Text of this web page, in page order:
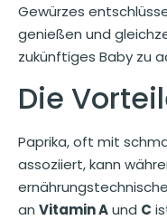
Gewürzes
genießen und
zukünftiges Baby zu
Die
Paprika, oft mit
assoziiert, kann
an Vitamin Aund C